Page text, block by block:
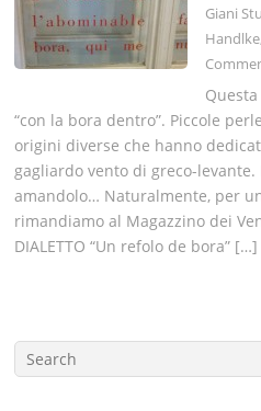
Giani
Handlke,
“con la bora dentro”. Piccole
origini diverse che hanno
gagliardo vento di greco-levante.
amandolo… Naturalmente, per
rimandiamo al Magazzino dei
DIALETTO “Un refolo de bora” […]